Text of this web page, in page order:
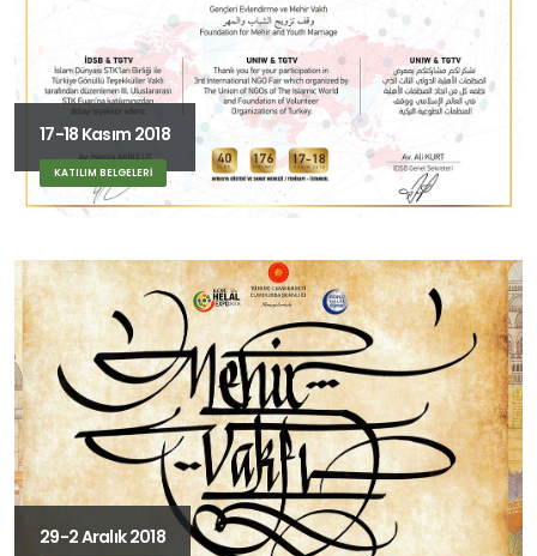
17-18 Kasım 2018
KATILIM BELGELERİ
29-2 Aralık 2018